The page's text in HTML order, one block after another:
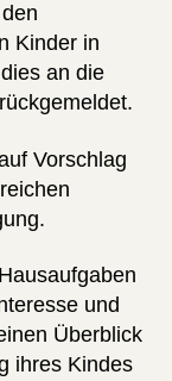
Kinder in
an die
Vorschlag
und
Überblick
ihres Kindes